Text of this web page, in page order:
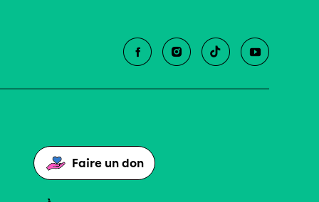
Faire un don